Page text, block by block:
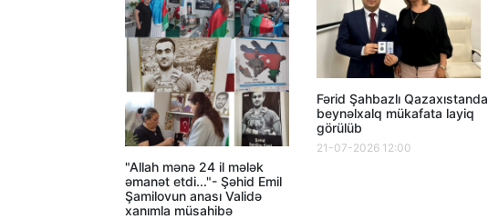
"Allah mənə 24 il mələk
əmanət etdi..."- Şəhid Emil
Şamilovun anası Validə
xanımla müsahibə
Fərid Şahbazlı Qazaxıstanda
beynəlxalq mükafata layiq
görülüb
21-07-2026 12:00